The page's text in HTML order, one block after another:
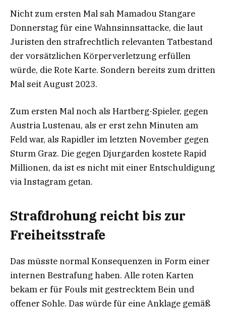
Nicht zum ersten Mal sah Mamadou Stangare
Donnerstag für eine Wahnsinnsattacke, die laut
Juristen den strafrechtlich relevanten Tatbestand
der vorsätzlichen Körperverletzung erfüllen
würde, die Rote Karte. Sondern bereits zum dritten
Mal seit August 2023.
Zum ersten Mal noch als Hartberg-Spieler, gegen
Austria Lustenau, als er erst zehn Minuten am
Feld war, als Rapidler im letzten November gegen
Sturm Graz. Die gegen Djurgarden kostete Rapid
Millionen, da ist es nicht mit einer Entschuldigung
via Instagram getan.
Strafdrohung reicht bis zur
Freiheitsstrafe
Das müsste normal Konsequenzen in Form einer
internen Bestrafung haben. Alle roten Karten
bekam er für Fouls mit gestrecktem Bein und
offener Sohle. Das würde für eine Anklage gemäß